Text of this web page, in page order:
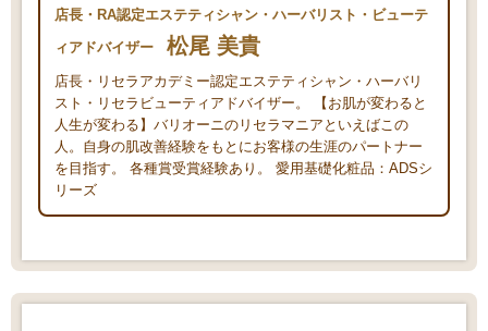
店長・RA認定エステティシャン・ハーバリスト・ビューテ
ィアドバイザー
松尾 美貴
店長・リセラアカデミー認定エステティシャン・ハーバリ
スト・リセラビューティアドバイザー。 【お肌が変わると
人生が変わる】バリオーニのリセラマニアといえばこの
人。自身の肌改善経験をもとにお客様の生涯のパートナー
を目指す。 各種賞受賞経験あり。 愛用基礎化粧品：ADSシ
リーズ